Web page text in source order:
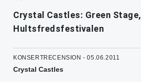
Crystal Castles: Green Stage,
Hultsfredsfestivalen
KONSERTRECENSION - 05.06.2011
Crystal Castles